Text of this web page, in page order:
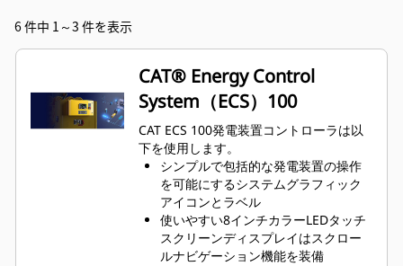
6 件中 1～3 件を表示
CAT® Energy Control
System（ECS）100
CAT ECS 100発電装置コントローラは以
下を使用します。
シンプルで包括的な発電装置の操作
を可能にするシステムグラフィック
アイコンとラベル
使いやすい8インチカラーLEDタッチ
スクリーンディスプレイはスクロー
ルナビゲーション機能を装備